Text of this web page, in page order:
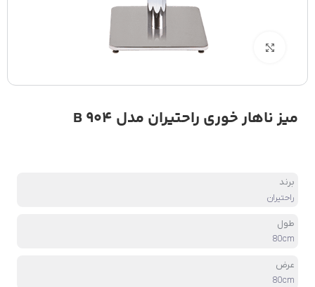
بزرگنمایی تصویر
میز ناهار خوری راحتیران مدل B 904
برند
راحتیران
طول
80cm
عرض
80cm